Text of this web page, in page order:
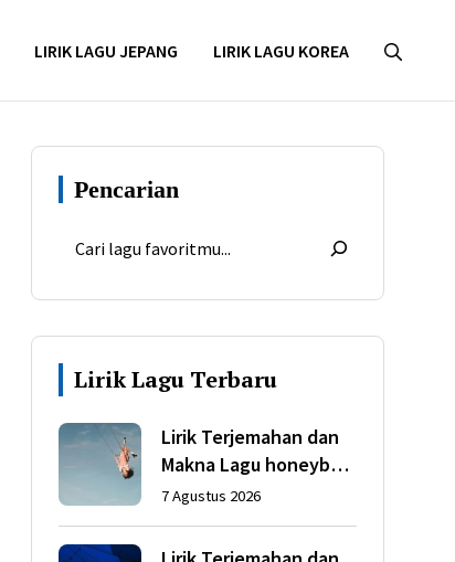
LIRIK LAGU JEPANG LIRIK LAGU KOREA
Pencarian
Lirik Lagu Terbaru
Lirik Terjemahan dan
Makna Lagu honeybee
dari Olivia Rodrigo
7 Agustus 2026